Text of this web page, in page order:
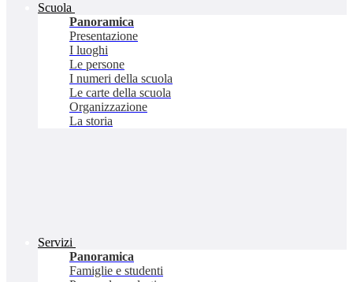
Scuola
Panoramica
Presentazione
I luoghi
Le persone
I numeri della scuola
Le carte della scuola
Organizzazione
La storia
Servizi
Panoramica
Famiglie e studenti